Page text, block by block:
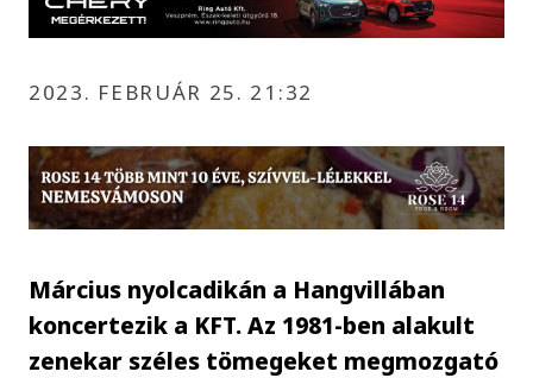
2023. FEBRUÁR 25. 21:32
Március nyolcadikán a Hangvillában
koncertezik a KFT. Az 1981-ben alakult
zenekar széles tömegeket megmozgató